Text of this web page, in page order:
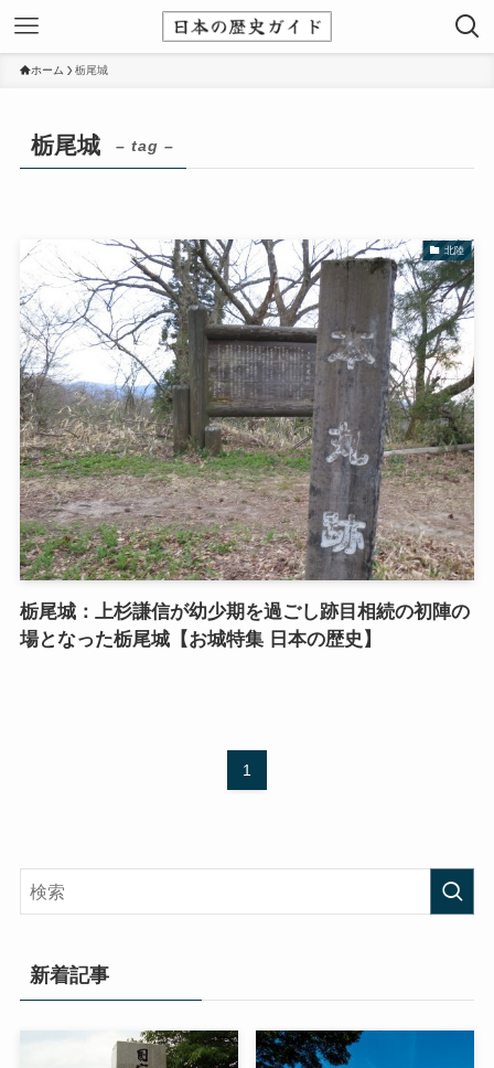
ホーム 栃尾城
栃尾城 – tag –
北陸
栃尾城：上杉謙信が幼少期を過ごし跡目相続の初陣の
場となった栃尾城【お城特集 日本の歴史】
1
新着記事